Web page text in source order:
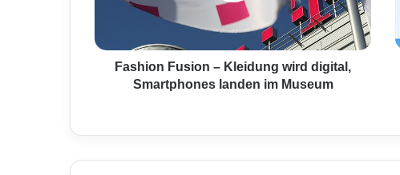
u
–
l
Fashion Fusion – Kleidung wird digital,
Smartphones landen im Museum